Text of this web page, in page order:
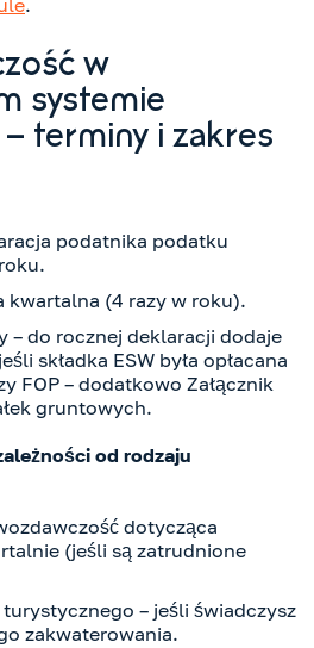
.
w
systemie
terminy i zakres
podatnika podatku
kwartalna (4 razy w roku).
– do rocznej deklaracji dodaje
składka ESW była opłacana
FOP – dodatkowo Załącznik
gruntowych.
od rodzaju
dotycząca
(jeśli są zatrudnione
– jeśli świadczysz
zakwaterowania.